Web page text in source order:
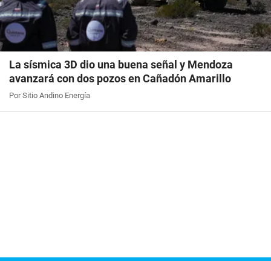
La sísmica 3D dio una buena señal y Mendoza
avanzará con dos pozos en Cañadón Amarillo
Por Sitio Andino Energía